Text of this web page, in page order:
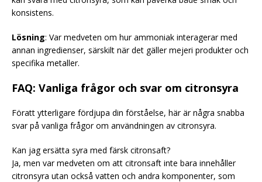
konsistens.
Lösning: Var medveten om hur ammoniak interagerar med
annan ingredienser, särskilt när det gäller mejeri produkter och
specifika metaller.
FAQ: Vanliga frågor och svar om citronsyra
Föratt ytterligare fördjupa din förståelse, här är några snabba
svar på vanliga frågor om användningen av citronsyra.
Kan jag ersätta syra med färsk citronsaft?
Ja, men var medveten om att citronsaft inte bara innehåller
citronsyra utan också vatten och andra komponenter, som